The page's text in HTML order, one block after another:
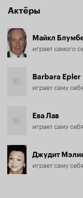
Актёры
Майкл
играет самого
Barbara Epler
играет саму себя
Ева Лав
играет саму себя
Джудит
играет саму себя